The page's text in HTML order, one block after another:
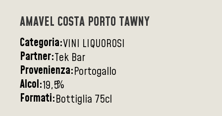
AMAVEL COSTA PORTO TAWNY
Categoria:VINI LIQUOROSI
Partner:Tek Bar
Provenienza:Portogallo
Alcol:19,5%
Formati:Bottiglia 75cl